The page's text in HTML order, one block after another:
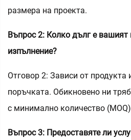
размера на проекта.
Въпрос 2: Колко дълг е вашият
изпълнение?
Отговор 2: Зависи от продукта
поръчката. Обикновено ни
с минимално количество
Въпрос 3: Предоставяте ли